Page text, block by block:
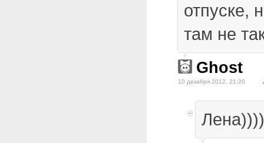
отпуске,
там не
Ghost
10 декабря 2012, 21:20